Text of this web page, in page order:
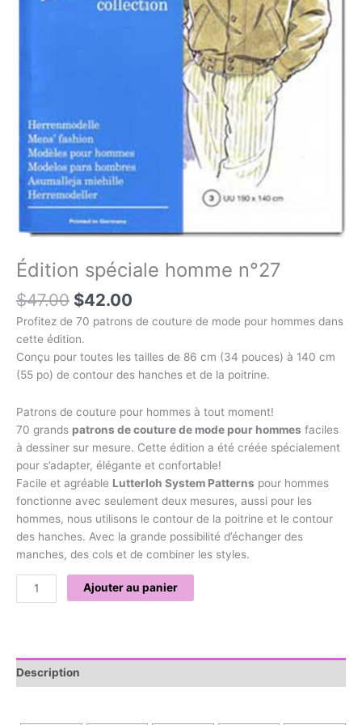
Édition spéciale homme n°27
$47.00 $42.00
Profitez de 70 patrons de couture de mode pour hommes dans
cette édition.
Conçu pour toutes les tailles de 86 cm (34 pouces) à 140 cm
(55 po) de contour des hanches et de la poitrine.
Patrons de couture pour hommes à tout moment!
70 grands patrons de couture de mode pour hommes faciles
à dessiner sur mesure. Cette édition a été créée spécialement
pour s’adapter, élégante et confortable!
Facile et agréable Lutterloh System Patterns pour hommes
fonctionne avec seulement deux mesures, aussi pour les
hommes, nous utilisons le contour de la poitrine et le contour
des hanches. Avec la grande possibilité d’échanger des
manches, des cols et de combiner les styles.
Ajouter au panier
Description